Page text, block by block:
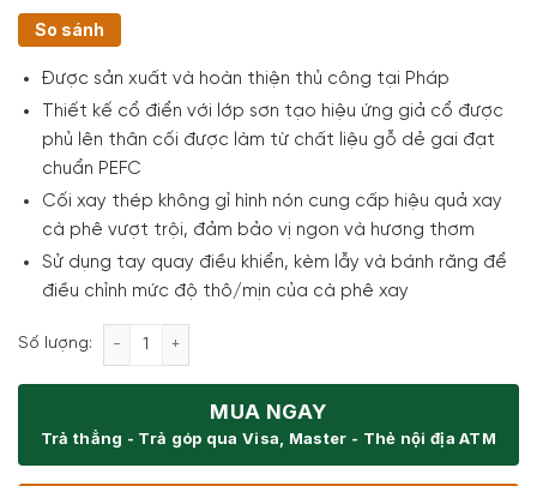
So sánh
Được sản xuất và hoàn thiện thủ công tại Pháp
Thiết kế cổ điển với lớp sơn tạo hiệu ứng giả cổ được
phủ lên thân cối được làm từ chất liệu gỗ dẻ gai đạt
chuẩn PEFC
Cối xay thép không gỉ hình nón cung cấp hiệu quả xay
cà phê vượt trội, đảm bảo vị ngon và hương thơm
Sử dụng tay quay điều khiển, kèm lẫy và bánh răng để
điều chỉnh mức độ thô/mịn của cà phê xay
Số lượng: Cối xay cafe thủ công Peugeot 31152 Antique 21
MUA NGAY
Trả thẳng - Trả góp qua Visa, Master - Thẻ nội địa ATM